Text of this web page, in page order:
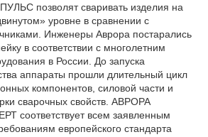
позволят сваривать изделия на
уровне в сравнении с
Инженеры Аврора постарались
в соответствии с многолетним
в России. До запуска
аппараты прошли длительный цикл
компонентов, силовой части и
сварочных свойств. АВРОРА
соответствует всем заявленным
европейского стандарта